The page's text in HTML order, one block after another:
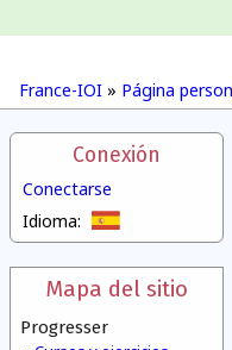
France-IOI » Página
Conexión
Conectarse
Idioma:
Mapa del sitio
Progresser